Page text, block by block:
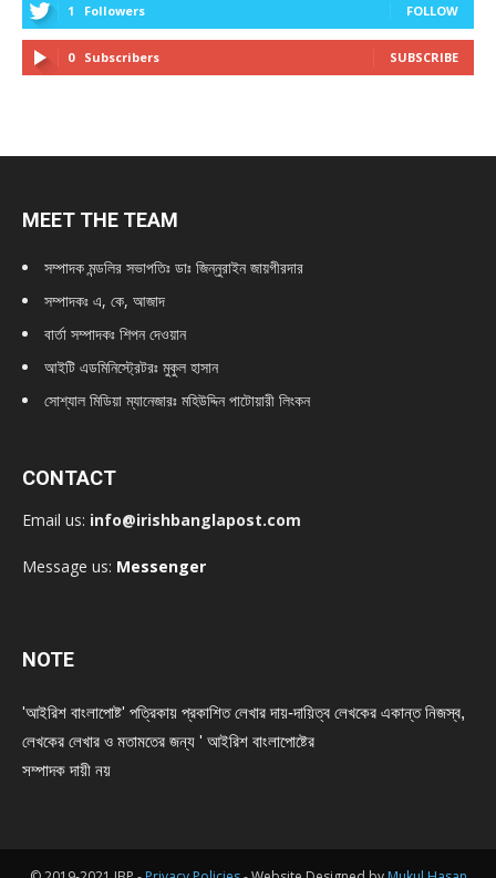
1 Followers FOLLOW
0 Subscribers SUBSCRIBE
MEET THE TEAM
সম্পাদক মন্ডলির সভাপতিঃ ডাঃ জিন্নুরাইন জায়গীরদার
সম্পাদকঃ এ, কে, আজাদ
বার্তা সম্পাদকঃ শিপন দেওয়ান
আইটি এডমিনিস্ট্রেটরঃ মুকুল হাসান
সোশ্যাল মিডিয়া ম্যানেজারঃ মহিউদ্দিন পাটোয়ারী লিংকন
CONTACT
Email us: info@irishbanglapost.com
Message us: Messenger
NOTE
'আইরিশ বাংলাপোষ্ট' পত্রিকায় প্রকাশিত লেখার দায়-দায়িত্ব লেখকের একান্ত নিজস্ব,
লেখকের লেখার ও মতামতের জন্য ' আইরিশ বাংলাপোষ্টের
সম্পাদক দায়ী নয়